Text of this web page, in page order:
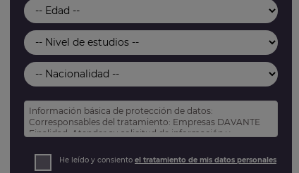
Información básica de protección de datos:
Corresponsables del tratamiento: Empresas DAVANTE
Finalidad: Atender su solicitud de información y
Derechos: Puede acceder, rectificar y suprimir sus
datos, así como otros derechos tal y como se explica
He leído y consiento el tratamiento de mis datos personales